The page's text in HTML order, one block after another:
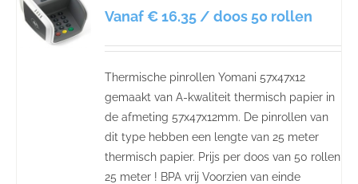
Vanaf € 16.35 / doos 50 rollen
Thermische pinrollen Yomani 57x47x12
gemaakt van A-kwaliteit thermisch papier in
de afmeting 57x47x12mm. De pinrollen van
dit type hebben een lengte van 25 meter
thermisch papier. Prijs per doos van 50 rollen
25 meter ! BPA vrij Voorzien van einde